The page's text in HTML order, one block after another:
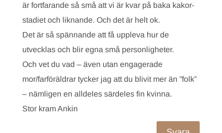
är fortfarande så små att vi är kvar på baka kakor-
stadiet och liknande. Och det är helt ok.
Det är så spännande att få uppleva hur de
utvecklas och blir egna små personligheter.
Och vet du vad – även utan engagerade
mor/farföräldrar tycker jag att du blivit mer än ”folk”
– nämligen en alldeles särdeles fin kvinna.
Stor kram Ankin